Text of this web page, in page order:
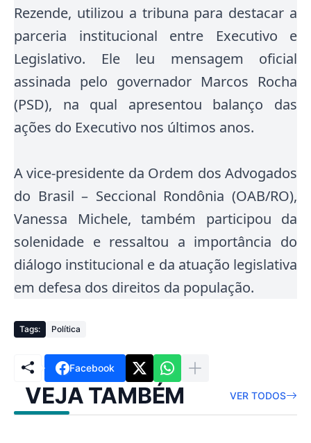
Rezende, utilizou a tribuna para destacar a
parceria institucional entre Executivo e
Legislativo. Ele leu mensagem oficial
assinada pelo governador Marcos Rocha
(PSD), na qual apresentou balanço das
ações do Executivo nos últimos anos.
A vice-presidente da Ordem dos Advogados
do Brasil – Seccional Rondônia (OAB/RO),
Vanessa Michele, também participou da
solenidade e ressaltou a importância do
diálogo institucional e da atuação legislativa
em defesa dos direitos da população.
Tags: Política
Facebook
VEJA TAMBÉM VER TODOS